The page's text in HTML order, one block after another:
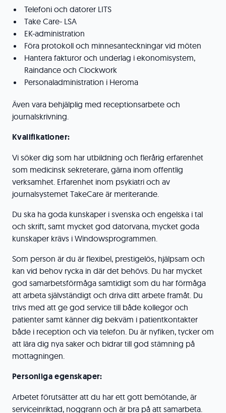
Telefoni och datorer LITS
Take Care- LSA
EK-administration
Föra protokoll och minnesanteckningar vid möten
Hantera fakturor och underlag i ekonomisystem,
Raindance och Clockwork
Personaladministration i Heroma
Även vara behjälplig med receptionsarbete och
journalskrivning.
Kvalifikationer:
Vi söker dig som har utbildning och flerårig erfarenhet
som medicinsk sekreterare, gärna inom offentlig
verksamhet. Erfarenhet inom psykiatri och av
journalsystemet TakeCare är meriterande.
Du ska ha goda kunskaper i svenska och engelska i tal
och skrift, samt mycket god datorvana, mycket goda
kunskaper krävs i Windowsprogrammen.
Som person är du är flexibel, prestigelös, hjälpsam och
kan vid behov rycka in där det behövs. Du har mycket
god samarbetsförmåga samtidigt som du har förmåga
att arbeta självständigt och driva ditt arbete framåt. Du
trivs med att ge god service till både kollegor och
patienter samt känner dig bekväm i patientkontakter
både i reception och via telefon. Du är nyfiken, tycker om
att lära dig nya saker och bidrar till god stämning på
mottagningen.
Personliga egenskaper:
Arbetet förutsätter att du har ett gott bemötande, är
serviceinriktad, noggrann och är bra på att samarbeta.